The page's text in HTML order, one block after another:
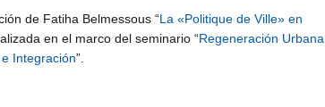
de Fatiha Belmessous “ La «Politique de Ville» en
en el marco del seminario “Regeneración Urbana
Integración”.